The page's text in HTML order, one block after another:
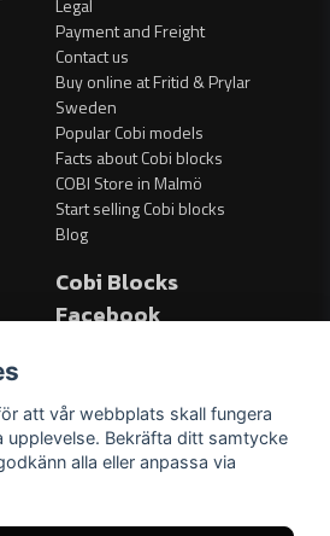
Payment and Freight
Contact us
Buy online at Fritid & Prylar
Sweden
Popular Cobi models
Facts about Cobi blocks
COBI Store in Malmö
Start selling Cobi blocks
Blog
Cobi Blocks
Facebook
att vår webbplats skall fungera
upplevelse. Bekräfta ditt samtycke
alla eller anpassa via